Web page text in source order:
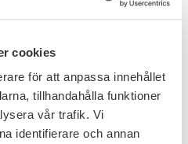
cookies
för att anpassa innehållet
tillhandahålla funktioner
vår trafik. Vi
identifierare och annan
det en underordnad fråga? Det